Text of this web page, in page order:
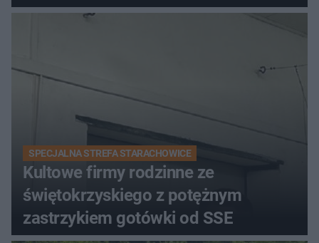
SPECJALNA STREFA STARACHOWICE
Kultowe firmy rodzinne ze
świętokrzyskiego z potężnym
zastrzykiem gotówki od SSE